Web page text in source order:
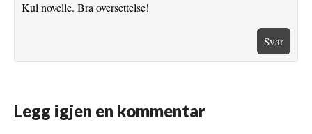
Kul novelle. Bra oversettelse!
Svar
Legg igjen en kommentar